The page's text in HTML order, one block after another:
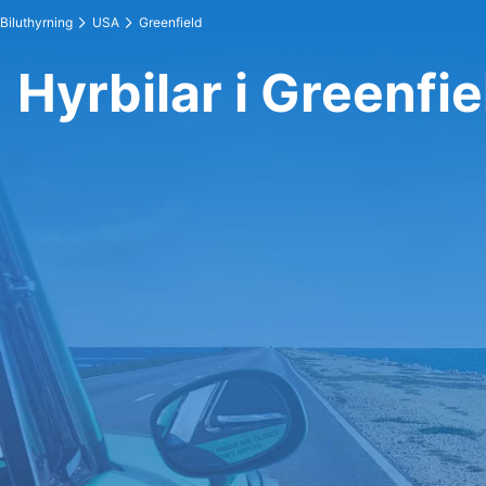
Biluthyrning USA Greenfield
Hyrbilar i